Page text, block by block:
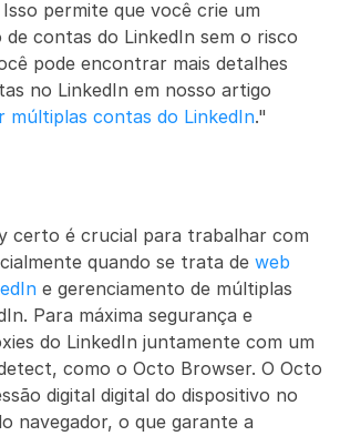
permite que você crie um
de contas do LinkedIn sem o risco
pode encontrar mais detalhes
no LinkedIn em nosso artigo
múltiplas contas do LinkedIn."
certo é crucial para trabalhar com
quando se trata de web
e gerenciamento de múltiplas
Para máxima segurança e
do LinkedIn juntamente com um
como o Octo Browser. O Octo
digital digital do dispositivo no
navegador, o que garante a